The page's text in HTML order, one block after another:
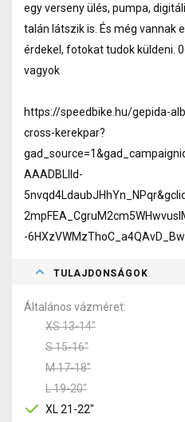
egy verseny ülés, pumpa,
talán látszik is. És még vannak
érdekel, fotokat tudok küldeni.
vagyok
https://speedbike.hu/gepida-
cross-kerekpar?
AAADBLlId-
-
TULAJDONSÁGOK
Általános vázméret
XS 13-14"
S 15-16"
M 17-18"
L 19-20"
XL 21-22"